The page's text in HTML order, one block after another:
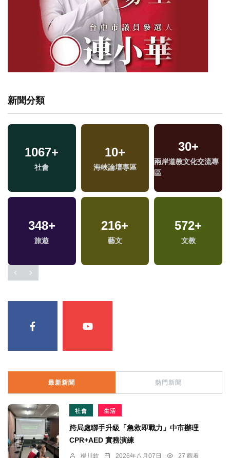
新聞分類
1067+
社會
10+
海峽論壇專區
30+
兩岸道教文化交流專
區
348+
旅遊
216+
藝文
572+
文教
最新新聞 熱門新聞
社會 生活
跨局處聯手升級「急救即戰力」中市辦理
CPR+AED 實務演練
楊川欽 2026年八月07日 27 觀看